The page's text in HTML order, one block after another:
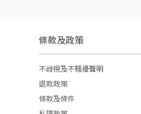
條款及政策
不歧視及不騷擾聲明
退款政策
條款及條件